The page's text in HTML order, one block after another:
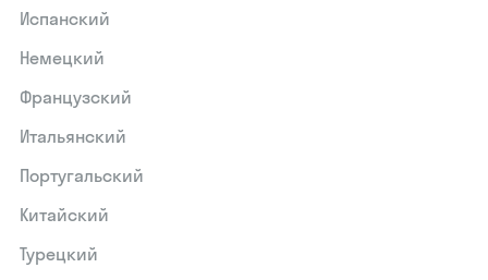
Испанский
Немецкий
Французский
Итальянский
Португальский
Китайский
Турецкий